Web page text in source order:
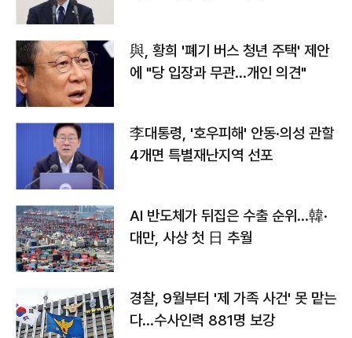
與, 황희 '폐기 버스 청년 주택' 제안
에 "당 입장과 무관…개인 의견"
李대통령, '호우피해' 안동·의성 관할
4개면 특별재난지역 선포
AI 반도체가 뒤집은 수출 순위…韓·
대만, 사상 첫 日 추월
경찰, 9월부터 '제 가족 사건' 못 맡는
다…수사인력 881명 보강